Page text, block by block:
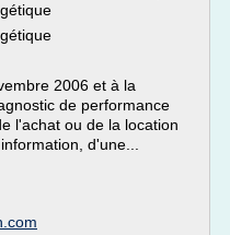
2006 et à la
de performance
l'achat ou de la location
d'une...